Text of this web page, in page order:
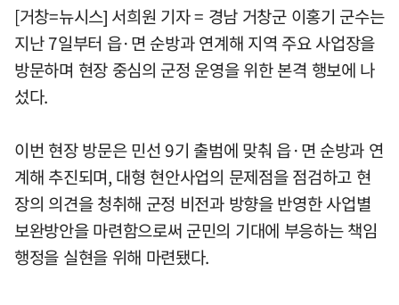
[거창=뉴시스] 서희원 기자 = 경남 거창군 이홍기 군수는
지난 7일부터 읍·면 순방과 연계해 지역 주요 사업장을
방문하며 현장 중심의 군정 운영을 위한 본격 행보에 나
섰다.
이번 현장 방문은 민선 9기 출범에 맞춰 읍·면 순방과 연
계해 추진되며, 대형 현안사업의 문제점을 점검하고 현
장의 의견을 청취해 군정 비전과 방향을 반영한 사업별
보완방안을 마련함으로써 군민의 기대에 부응하는 책임
행정을 실현을 위해 마련됐다.